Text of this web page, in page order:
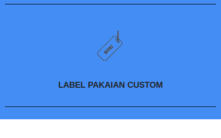
LABEL PAKAIAN CUSTOM